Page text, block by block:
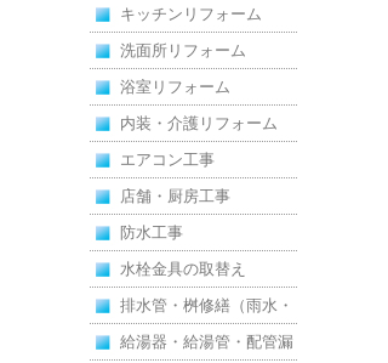
キッチンリフォーム
洗面所リフォーム
浴室リフォーム
内装・介護リフォーム
エアコン工事
店舗・厨房工事
防水工事
水栓金具の取替え
排水管・桝修繕（雨水・
汚水）
給湯器・給湯管・配管漏